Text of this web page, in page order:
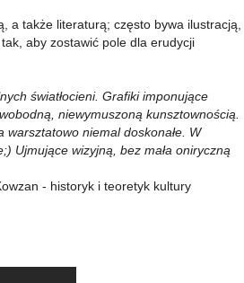
a także literaturą; często bywa ilustracją,
aby zostawić pole dla erudycji
światłocieni. Grafiki imponujące
niewymuszoną kunsztownością.
niemal doskonałe. W
Ujmujące wizyjną, bez mała oniryczną
kultury